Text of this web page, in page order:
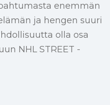
enemmän
ja hengen suuri
olla osa
NHL STREET -